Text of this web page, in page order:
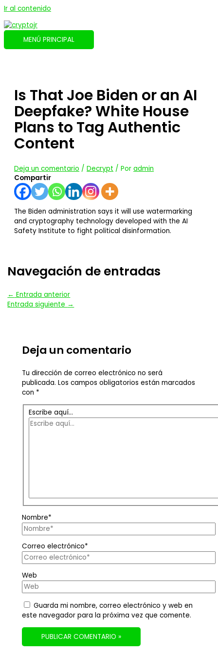
Ir al contenido
MENÚ PRINCIPAL
Is That Joe Biden or an AI
Deepfake? White House
Plans to Tag Authentic
Content
Deja un comentario /Decrypt / Poradmin
Compartir
The Biden administration says it will use watermarking
and cryptography technology developed with the AI
Safety Institute to fight political disinformation.
Navegación de entradas
← Entrada anterior
Entrada siguiente →
Deja un comentario
Tu dirección de correo electrónico no será
publicada. Los campos obligatorios están marcados
con *
Escribe aquí...
Nombre*
Correo electrónico*
Web
Guarda mi nombre, correo electrónico y web en
este navegador para la próxima vez que comente.